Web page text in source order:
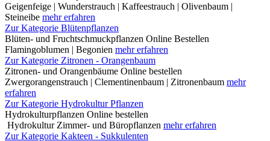
Geigenfeige | Wunderstrauch | Kaffeestrauch | Olivenbaum |
Steineibe mehr erfahren
Zur Kategorie Blütenpflanzen
Blüten- und Fruchtschmuckpflanzen Online Bestellen
Flamingoblumen | Begonien mehr erfahren
Zur Kategorie Zitronen - Orangenbaum
Zitronen- und Orangenbäume Online bestellen
Zwergorangenstrauch | Clementinenbaum | Zitronenbaum mehr
erfahren
Zur Kategorie Hydrokultur Pflanzen
Hydrokulturpflanzen Online bestellen
Hydrokultur Zimmer- und Büropflanzen mehr erfahren
Zur Kategorie Kakteen - Sukkulenten